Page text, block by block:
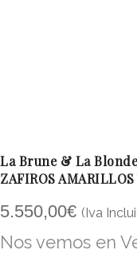
La Brune & La
ZAFIROS
5.550,00€ (Iva
Nos vemos en